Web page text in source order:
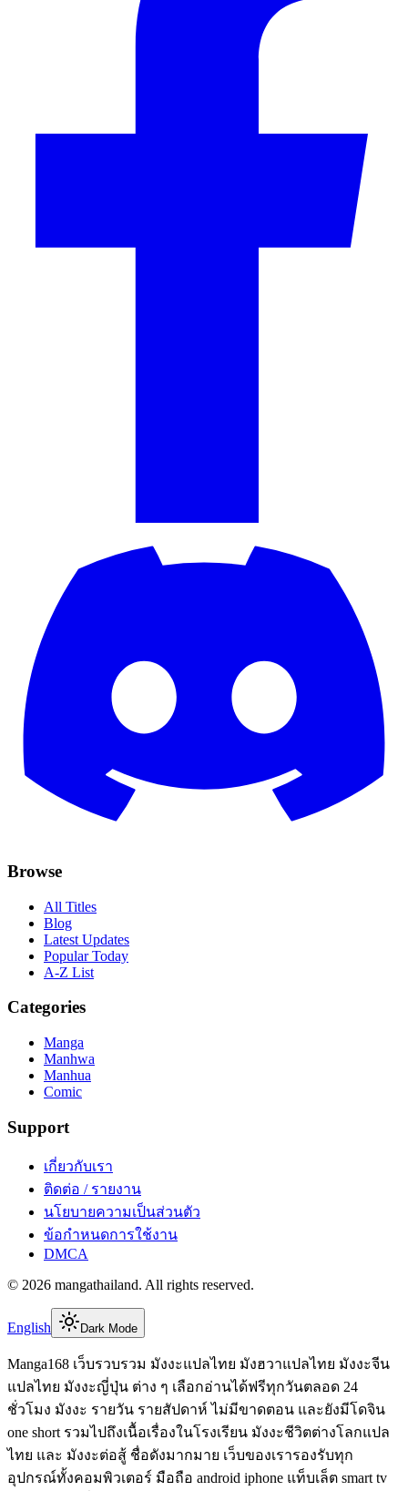
Browse
All Titles
Blog
Latest Updates
Popular Today
A-Z List
Categories
Manga
Manhwa
Manhua
Comic
Support
เกี่ยวกับเรา
ติดต่อ / รายงาน
นโยบายความเป็นส่วนตัว
ข้อกำหนดการใช้งาน
DMCA
© 2026 mangathailand. All rights reserved.
English Dark Mode
Manga168 เว็บรวบรวม มังงะแปลไทย มังฮวาแปลไทย มังงะจีน
แปลไทย มังงะญี่ปุ่น ต่าง ๆ เลือกอ่านได้ฟรีทุกวันตลอด 24
ชั่วโมง มังงะ รายวัน รายสัปดาห์ ไม่มีขาดตอน และยังมีโดจิน
one short รวมไปถึงเนื้อเรื่องในโรงเรียน มังงะชีวิตต่างโลกแปล
ไทย และ มังงะต่อสู้ ชื่อดังมากมาย เว็บของเรารองรับทุก
อุปกรณ์ทั้งคอมพิวเตอร์ มือถือ android iphone แท็บเล็ต smart tv